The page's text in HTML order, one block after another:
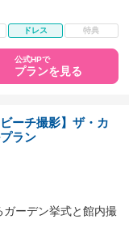
ドレス 特典
公式HPで
プランを見る
ーチ撮影】ザ・カ
ラン
ーデン挙式と館内撮